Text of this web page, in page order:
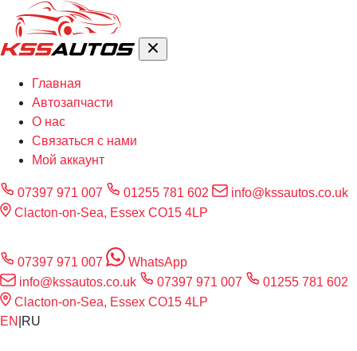
Главная
Автозапчасти
О нас
Связаться с нами
Мой аккаунт
07397 971 007 01255 781 602
info@kssautos.co.uk
Clacton-on-Sea, Essex CO15 4LP
07397 971 007
WhatsApp
info@kssautos.co.uk
07397 971 007
01255 781 602
Clacton-on-Sea, Essex CO15 4LP
EN RU